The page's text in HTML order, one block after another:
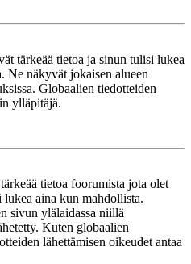
tärkeää tietoa ja sinun tulisi lukea
Ne näkyvät jokaisen alueen
Globaalien tiedotteiden
ylläpitäjä.
tietoa foorumista jota olet
aina kun mahdollista.
sivun ylälaidassa niillä
Kuten globaalien
lähettämisen oikeudet antaa